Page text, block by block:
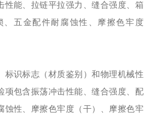
性能、拉链平拉强力、缝合强度、箱
、五金配件耐腐蚀性、摩擦色牢度
标识标志（材质鉴别）和物理机械性
项包含振荡冲击性能、缝合强度、配
性、摩擦色牢度（干）、摩擦色牢